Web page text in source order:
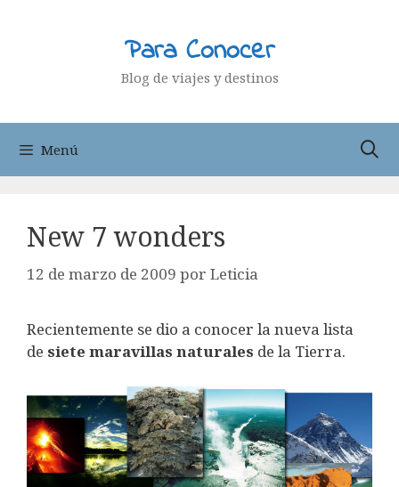
Para Conocer
Blog de viajes y destinos
Menú
New 7 wonders
12 de marzo de 2009 por Leticia
Recientemente se dio a conocer la nueva lista
de siete maravillas naturales de la Tierra.